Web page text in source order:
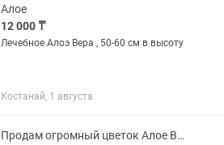
Алое
12 000 ₸
Лечебное Алоэ Вера , 50-60 см в высоту
Костанай, 1 августа
Продам огромный цветок Алое Вера.